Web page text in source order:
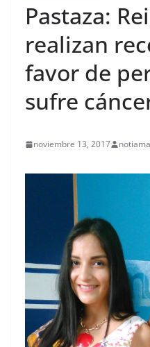
Pastaza:
realizan
favor de
sufre
noviembre 13, 2017